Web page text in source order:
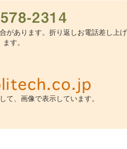
2314
があります。折り返しお電話差し上げ
ます。
て、画像で表示しています。